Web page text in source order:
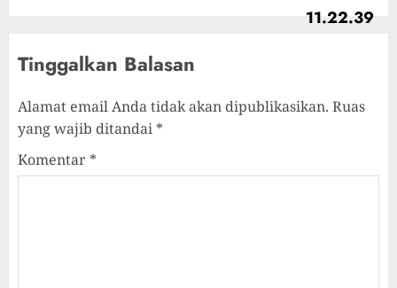
Tinggalkan Balasan
Alamat email Anda tidak akan dipublikasikan. Ruas
yang wajib ditandai *
Komentar *